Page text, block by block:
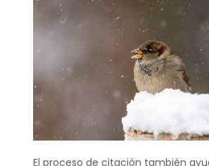
El proceso de citación también